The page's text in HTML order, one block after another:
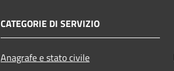
CATEGORIE DI SERVIZIO
Anagrafe e stato civile